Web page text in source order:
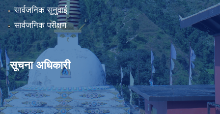
सार्वजनिक सुनुवाई
सार्वजनिक परीक्षण
सूचना अधिकारी